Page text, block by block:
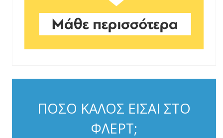
ΠΟΣΟ ΚΑΛΟΣ ΕΙΣΑΙ ΣΤΟ
ΦΛΕΡΤ;